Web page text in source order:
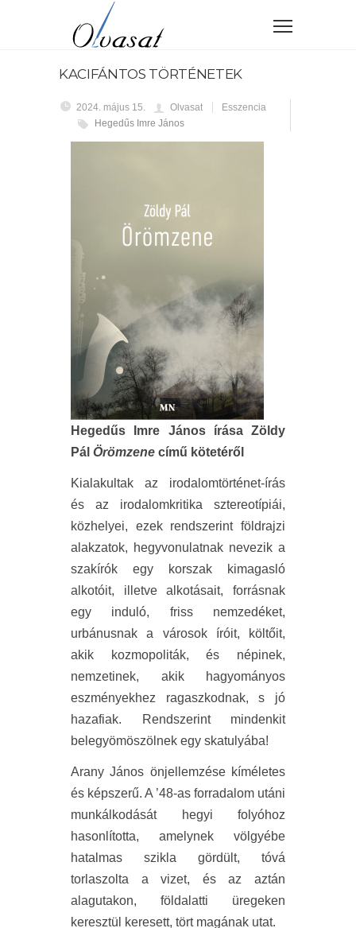
KACIFÁNTOS TÖRTÉNETEK
2024. május 15. Olvasat
Esszencia
Hegedűs Imre János
Hegedűs Imre János írása Zöldy
Pál Örömzene című kötetéről
Kialakultak az irodalomtörténet-írás
és az irodalomkritika sztereotípiái,
közhelyei, ezek rendszerint földrajzi
alakzatok, hegyvonulatnak nevezik a
szakírók egy korszak kimagasló
alkotóit, illetve alkotásait, forrásnak
egy induló, friss nemzedéket,
urbánusnak a városok íróit, költőit,
akik kozmopoliták, és népinek,
nemzetinek, akik hagyományos
eszményekhez ragaszkodnak, s jó
hazafiak. Rendszerint mindenkit
belegyömöszölnek egy skatulyába!
Arany János önjellemzése kíméletes
és képszerű. A ’48-as forradalom utáni
munkálkodását hegyi folyóhoz
hasonlította, amelynek völgyébe
hatalmas szikla gördült, tóvá
torlaszolta a vizet, és az aztán
alagutakon, földalatti üregeken
keresztül keresett, tört magának utat.